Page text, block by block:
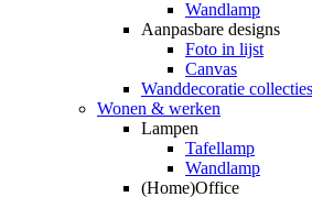
Wandlamp
Aanpasbare designs
Foto in lijst
Canvas
Wanddecoratie collecties
Wonen & werken
Lampen
Tafellamp
Wandlamp
(Home)Office